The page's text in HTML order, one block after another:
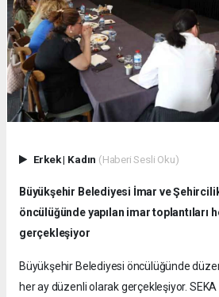
Erkek| Kadın (Haberi Sesli Oku)
Büyükşehir Belediyesi İmar ve
öncülüğünde yapılan imar toplantıları
gerçekleşiyor
Büyükşehir Belediyesi öncülüğünde
her ay düzenli olarak gerçekleşiyor.